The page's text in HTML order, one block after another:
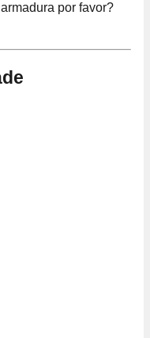
por favor?